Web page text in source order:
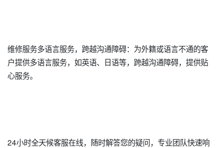
维修服务多语言服务，跨越沟通障碍：为外籍或语言不通的客
户提供多语言服务，如英语、日语等，跨越沟通障碍，提供贴
心服务。
24小时全天候客服在线，随时解答您的疑问，专业团队快速响